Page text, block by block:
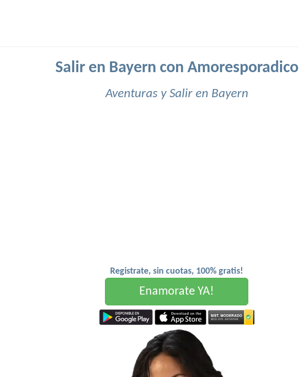
Salir en Bayern con Amoresporadico
Aventuras y Salir en Bayern
Registrate, sin cuotas, 100% gratis!
Enamorate YA!